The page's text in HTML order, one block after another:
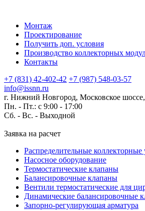
Монтаж
Проектирование
Получить доп. условия
Производство коллекторных
Контакты
+7 (831) 42-402-42 +7 (987) 548-03-57
info@issnn.ru
г. Нижний Новгород, Московское
Пн. - Пт.: с 9:00 - 17:00
Сб. - Вс. - Выходной
Заявка на расчет
Распределительные коллекторные
Насосное оборудование
Термостатические клапаны
Балансировочные клапаны
Вентили термостатические для
Динамические балансировочные
Запорно-регулирующая арматура